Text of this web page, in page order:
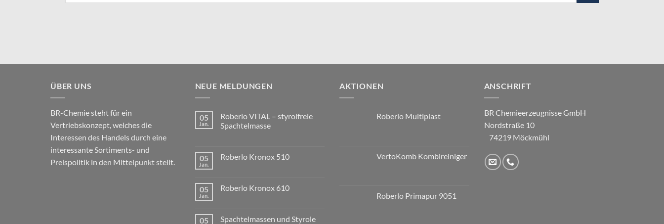
ÜBER UNS
BR-Chemie steht für ein
Vertriebskonzept, welches die
Interessen des Handels durch eine
interessante Sortiments- und
Preispolitik in den Mittelpunkt stellt.
NEUE MELDUNGEN
05
Jan.
Roberlo VITAL – styrolfreie
Spachtelmasse
05
Jan.
Roberlo Kronox 510
05
Jan.
Roberlo Kronox 610
05 Spachtelmassen und Styrole
AKTIONEN
Roberlo Multiplast
VertoKomb Kombireiniger
Roberlo Primapur 9051
ANSCHRIFT
BR Chemieerzeugnisse GmbH
Nordstraße 10
74219 Möckmühl